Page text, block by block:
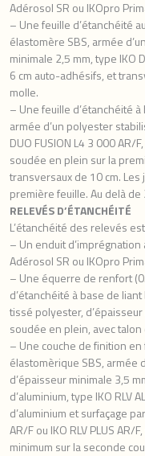
Adérosol SR ou IKOpro
– Une feuille d’étanchéité
élastomère SBS, armée
minimale 2,5 mm, type IKO
6 cm auto-adhésifs, et
molle.
– Une feuille d’étanchéité
armée d’un polyester
DUO FUSION L4 3 000
soudée en plein sur la
transversaux de 10 cm.
première feuille. Au delà
RELEVÉS D’ÉTANCHÉITÉ
L’étanchéité des relevés
– Un enduit
Adérosol SR ou IKOpro
– Une équerre de renfort
d’étanchéité à base de
tissé polyester, d’épaisseur
soudée en plein, avec
– Une couche de finition
élastomèrique SBS, armée
d’épaisseur minimale 3,5
d’aluminium, type IKO RLV
d’aluminium et surfaçage
AR/F ou IKO RLV PLUS
minimum sur la seconde